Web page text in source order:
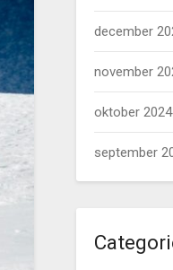
december
november
oktober 2024
september